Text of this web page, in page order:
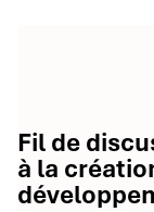
Fil de
à la